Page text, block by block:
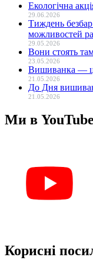
Екологічна
29.06.2026
Тиждень
можливостей
29.05.2026
Вони стоять
23.05.2026
Вишиванка —
21.05.2026
До Дня
21.05.2026
Ми в YouTube
Корисні